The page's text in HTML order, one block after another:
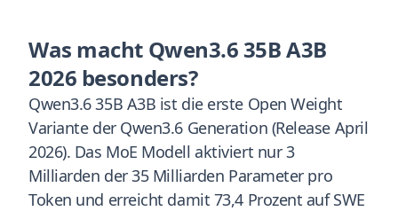
Was macht Qwen3.6 35B A3B
2026 besonders?
Qwen3.6 35B A3B ist die erste Open Weight
Variante der Qwen3.6 Generation (Release April
2026). Das MoE Modell aktiviert nur 3
Milliarden der 35 Milliarden Parameter pro
Token und erreicht damit 73,4 Prozent auf SWE